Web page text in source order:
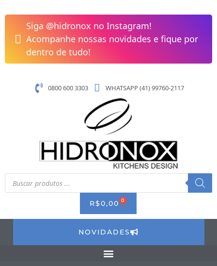
para
conteúdo
Siga @hidronox no Instagram!
Acompanhe nossas novidades e fique por
dentro de tudo!
0800 600 3303 WHATSAPP (41) 99760-2117
Pesquisar
produtos
R$0,00 0 CART
NOVIDADES
Swan
Para
Lavatório
de
Mesa
Alta
quantidade